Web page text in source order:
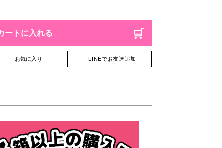
ートに入れる
お気に入り LINEでお友達追加